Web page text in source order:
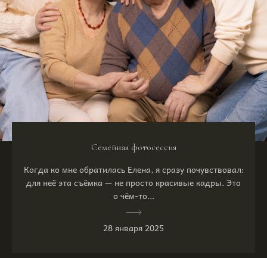
Семейная фотосессия
Когда ко мне обратилась Елена, я сразу почувствовал:
для неё эта съёмка — не просто красивые кадры. Это
о чём-то...
28 января 2025